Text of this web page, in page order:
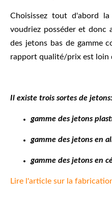
Choisissez tout d'abord
voudriez posséder et donc
des jetons bas de gamme
rapport qualité/prix est loin
Il existe trois sortes de jetons:
gamme des jetons
gamme des jetons en
gamme des jetons en
Lire l'article sur la